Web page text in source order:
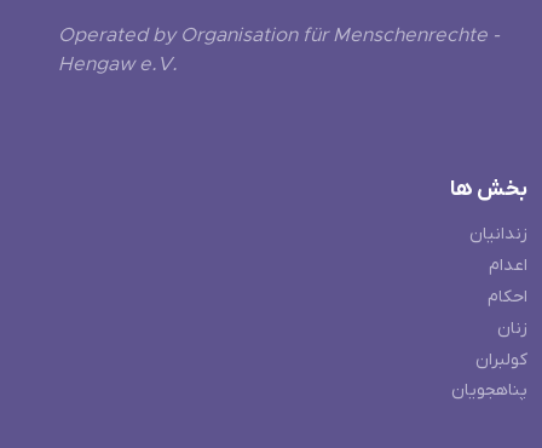
Operated by Organisation für Menschenrechte -
Hengaw e.V.
بخش ها
زندانیان
اعدام
احکام
زنان
کولبران
پناهجویان